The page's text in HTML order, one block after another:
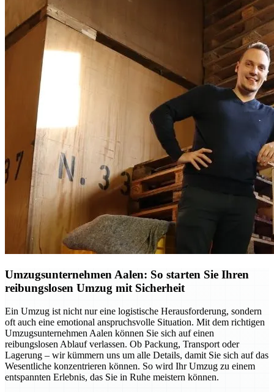
Umzugsunternehmen Aalen: So starten Sie Ihren
reibungslosen Umzug mit Sicherheit
Ein Umzug ist nicht nur eine logistische Herausforderung, sondern
oft auch eine emotional anspruchsvolle Situation. Mit dem richtigen
Umzugsunternehmen Aalen können Sie sich auf einen
reibungslosen Ablauf verlassen. Ob Packung, Transport oder
Lagerung – wir kümmern uns um alle Details, damit Sie sich auf das
Wesentliche konzentrieren können. So wird Ihr Umzug zu einem
entspannten Erlebnis, das Sie in Ruhe meistern können.